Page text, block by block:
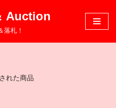
Auction
落札！
れた商品